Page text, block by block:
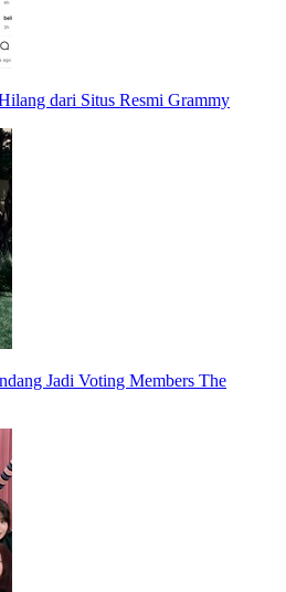
dari Situs Resmi Grammy
Jadi Voting Members The